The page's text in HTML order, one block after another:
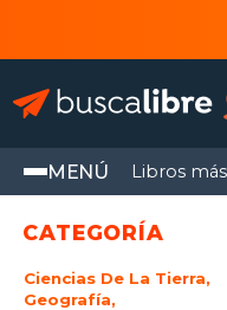
MENÚ Libros
CATEGORÍA
Ciencias De La Tierra,
Geografía,